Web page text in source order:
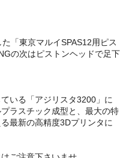
「東京マルイSPAS12用ピス
の次はピストンヘッドで足下
いる「アジリスタ3200」に
ラスチック成型と、最大の特
最新の高精度3Dプリンタに